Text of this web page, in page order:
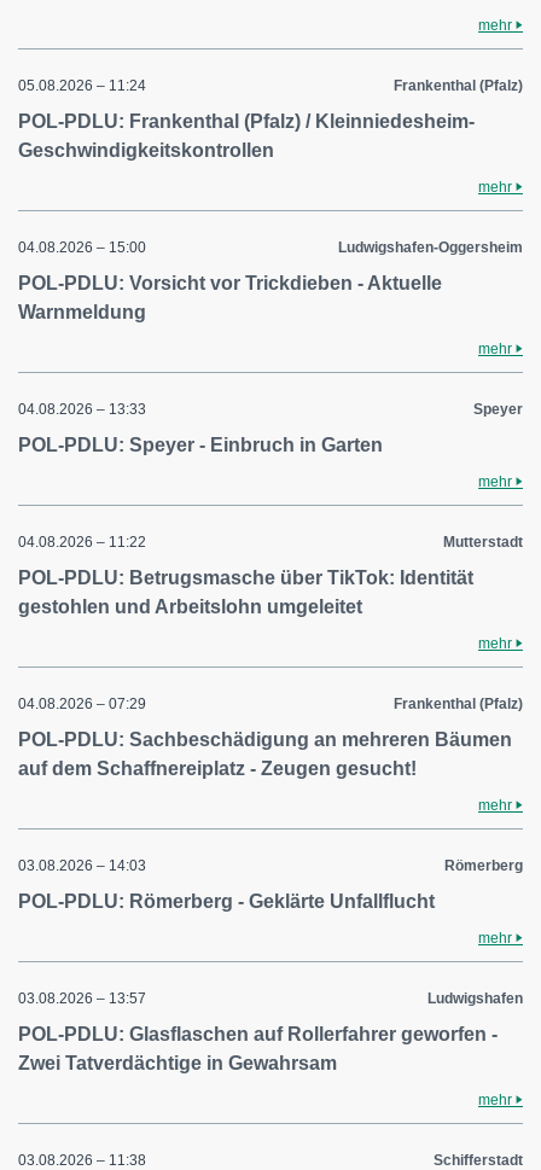
mehr
05.08.2026 – 11:24 Frankenthal (Pfalz)
POL-PDLU: Frankenthal (Pfalz) / Kleinniedesheim-
Geschwindigkeitskontrollen
mehr
04.08.2026 – 15:00 Ludwigshafen-Oggersheim
POL-PDLU: Vorsicht vor Trickdieben - Aktuelle
Warnmeldung
mehr
04.08.2026 – 13:33 Speyer
POL-PDLU: Speyer - Einbruch in Garten
mehr
04.08.2026 – 11:22 Mutterstadt
POL-PDLU: Betrugsmasche über TikTok: Identität
gestohlen und Arbeitslohn umgeleitet
mehr
04.08.2026 – 07:29 Frankenthal (Pfalz)
POL-PDLU: Sachbeschädigung an mehreren Bäumen
auf dem Schaffnereiplatz - Zeugen gesucht!
mehr
03.08.2026 – 14:03 Römerberg
POL-PDLU: Römerberg - Geklärte Unfallflucht
mehr
03.08.2026 – 13:57 Ludwigshafen
POL-PDLU: Glasflaschen auf Rollerfahrer geworfen -
Zwei Tatverdächtige in Gewahrsam
mehr
03.08.2026 – 11:38 Schifferstadt